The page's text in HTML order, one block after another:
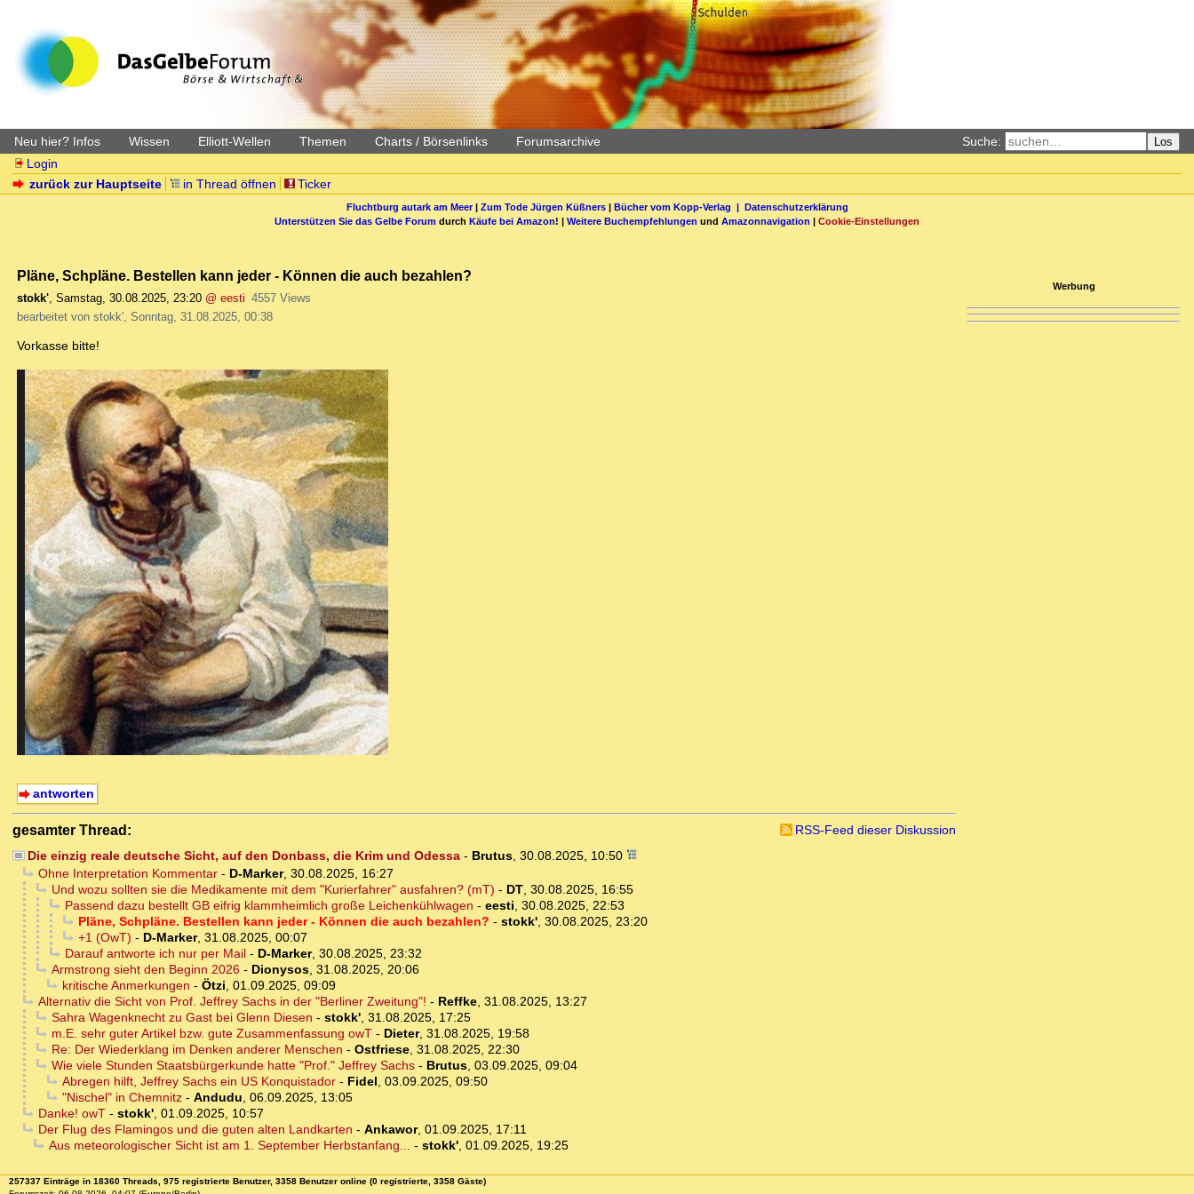
Neu hier? Infos Wissen Elliott-Wellen Themen Charts / Börsenlinks Forumsarchive Suche: Los
Login
zurück zur Hauptseite
in Thread öffnen Ticker
Fluchtburg autark am Meer| Zum Tode Jürgen Küßners| Bücher vom Kopp-Verlag | Datenschutzerklärung
Unterstützen Sie das Gelbe Forum durch Käufe bei Amazon! | Weitere Buchempfehlungen und Amazonnavigation | Cookie-Einstellungen
Pläne, Schpläne. Bestellen kann jeder - Können die auch bezahlen?
stokk', Samstag, 30.08.2025, 23:20 @ eesti 4557 Views
bearbeitet von stokk', Sonntag, 31.08.2025, 00:38
Vorkasse bitte!
antworten
gesamter Thread:
RSS-Feed dieser Diskussion
Die einzig reale deutsche Sicht, auf den Donbass, die Krim und Odessa- Brutus, 30.08.2025, 10:50
Ohne Interpretation Kommentar- D-Marker, 30.08.2025, 16:27
Und wozu sollten sie die Medikamente mit dem "Kurierfahrer" ausfahren? (mT) - DT, 30.08.2025, 16:55
Passend dazu bestellt GB eifrig klammheimlich große Leichenkühlwagen - eesti, 30.08.2025, 22:53
Pläne, Schpläne. Bestellen kann jeder - Können die auch bezahlen? - stokk', 30.08.2025, 23:20
+1 (OwT) - D-Marker, 31.08.2025, 00:07
Darauf antworte ich nur per Mail- D-Marker, 30.08.2025, 23:32
Armstrong sieht den Beginn 2026- Dionysos, 31.08.2025, 20:06
kritische Anmerkungen - Ötzi, 01.09.2025, 09:09
Alternativ die Sicht von Prof. Jeffrey Sachs in der "Berliner Zweitung"! - Reffke, 31.08.2025, 13:27
Sahra Wagenknecht zu Gast bei Glenn Diesen - stokk', 31.08.2025, 17:25
m.E. sehr guter Artikel bzw. gute Zusammenfassung owT- Dieter, 31.08.2025, 19:58
Re: Der Wiederklang im Denken anderer Menschen - Ostfriese, 31.08.2025, 22:30
Wie viele Stunden Staatsbürgerkunde hatte "Prof." Jeffrey Sachs- Brutus, 03.09.2025, 09:04
Abregen hilft, Jeffrey Sachs ein US Konquistador- Fidel, 03.09.2025, 09:50
"Nischel" in Chemnitz- Andudu, 06.09.2025, 13:05
Danke! owT- stokk', 01.09.2025, 10:57
Der Flug des Flamingos und die guten alten Landkarten - Ankawor, 01.09.2025, 17:11
Aus meteorologischer Sicht ist am 1. September Herbstanfang... - stokk', 01.09.2025, 19:25
Werbung
257337 Einträge in 18360 Threads, 975 registrierte Benutzer, 3358 Benutzer online (0 registrierte, 3358 Gäste)